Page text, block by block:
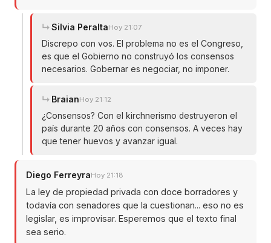
Silvia PeraltaHoy 21:07
Discrepo con vos. El problema no es el Congreso,
es que el Gobierno no construyó los consensos
necesarios. Gobernar es negociar, no imponer.
BraianHoy 21:12
¿Consensos? Con el kirchnerismo destruyeron el
país durante 20 años con consensos. A veces hay
que tener huevos y avanzar igual.
Diego FerreyraHoy 21:18
La ley de propiedad privada con doce borradores y
todavía con senadores que la cuestionan... eso no es
legislar, es improvisar. Esperemos que el texto final
sea serio.